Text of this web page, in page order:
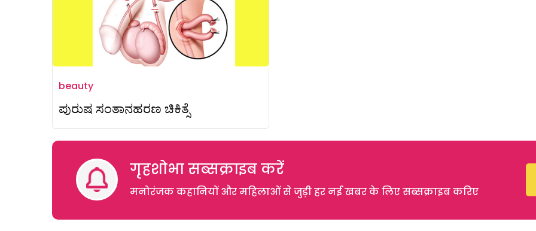
beauty
ಪುರುಷ ಸಂತಾನಹರಣ ಚಿಕಿತ್ಸೆ
गृहशोभा सब्सक्राइब करें
मनोरंजक कहानियों और महिलाओं से जुड़ी हर नई खबर के लिए सब्सक्राइब करिए